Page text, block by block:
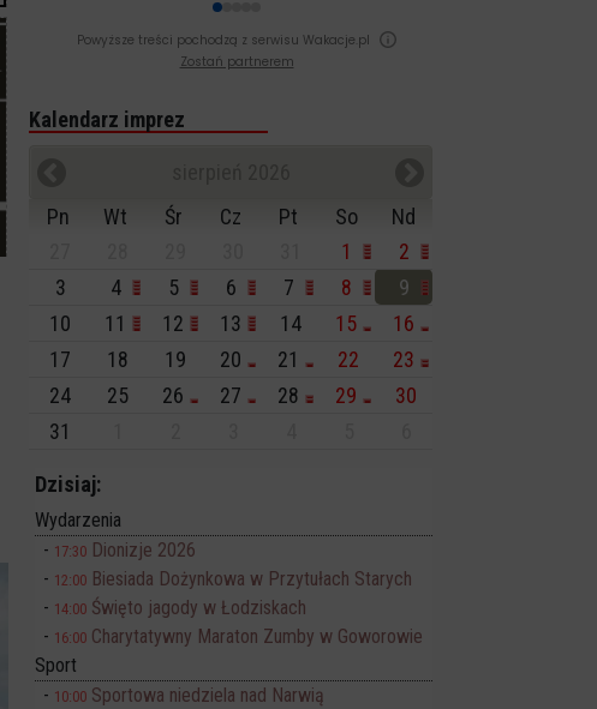
Powyższe treści pochodzą z serwisu Wakacje.pl
Zostań partnerem
Kalendarz imprez
Pn
Wt Śr Cz Pt So
Nd
1
2
3
4 5 6 7 8
9
10
11 12 13 14 15
16
17
18 19 20 21 22
23
24
25 26 27 28 29
30
31
Dzisiaj:
Wydarzenia
17:30 Dionizje 2026
12:00 Biesiada Dożynkowa w Przytułach Starych
14:00 Święto jagody w Łodziskach
16:00 Charytatywny Maraton Zumby w Goworowie
Sport
10:00 Sportowa niedziela nad Narwią